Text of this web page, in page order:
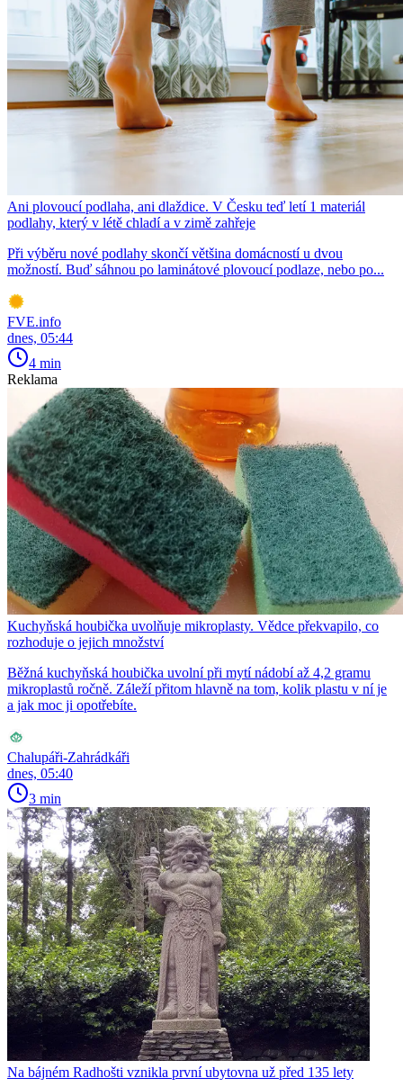
Ani plovoucí podlaha, ani dlaždice. V Česku teď letí 1 materiál
podlahy, který v létě chladí a v zimě zahřeje
Při výběru nové podlahy skončí většina domácností u dvou
možností. Buď sáhnou po laminátové plovoucí podlaze, nebo po...
FVE.info
dnes, 05:44
4 min
Reklama
Kuchyňská houbička uvolňuje mikroplasty. Vědce překvapilo, co
rozhoduje o jejich množství
Běžná kuchyňská houbička uvolní při mytí nádobí až 4,2 gramu
mikroplastů ročně. Záleží přitom hlavně na tom, kolik plastu v ní je
a jak moc ji opotřebíte.
Chalupáři-Zahrádkáři
dnes, 05:40
3 min
Na bájném Radhošti vznikla první ubytovna už před 135 lety